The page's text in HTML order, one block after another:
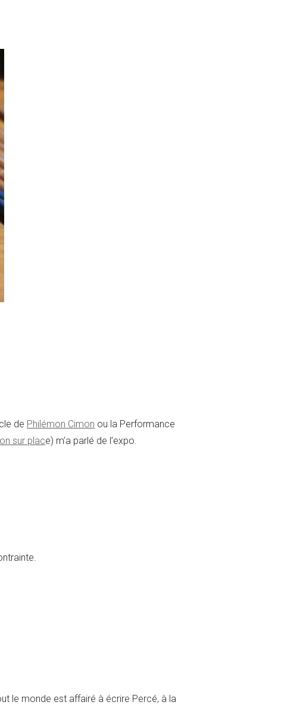
de Philémon Cimon ou la Performance
sur place) m’a parlé de l’expo.
le monde est affairé à écrire Percé, à la